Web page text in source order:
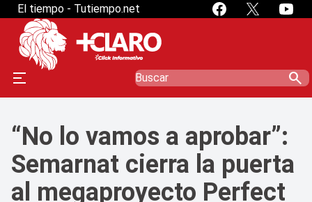
El tiempo - Tutiempo.net
search
“No lo vamos a aprobar”:
Semarnat cierra la puerta
al megaproyecto Perfect